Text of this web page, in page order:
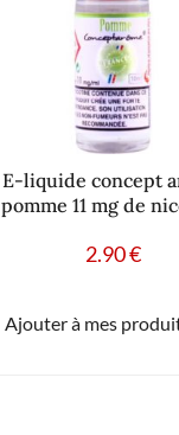
E-liquide concept
pomme 11 mg de
2.90€
Ajouter à mes